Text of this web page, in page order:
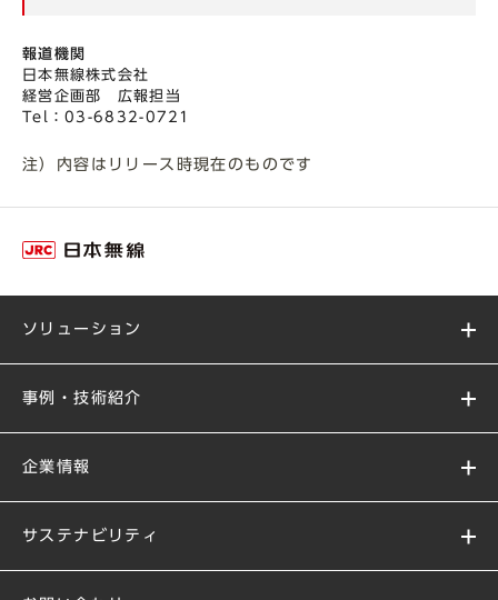
報道機関
日本無線株式会社
経営企画部 広報担当
Tel：03-6832-0721
注）内容はリリース時現在のものです
ソリューション
事例・技術紹介
企業情報
サステナビリティ